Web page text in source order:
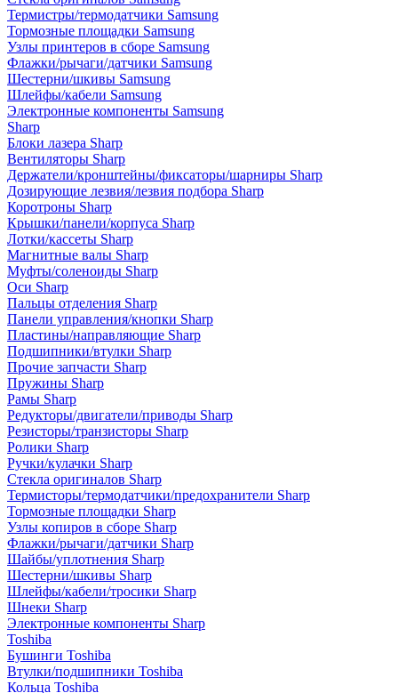
Термистры/термодатчики Samsung
Тормозные площадки Samsung
Узлы принтеров в сборе Samsung
Флажки/рычаги/датчики Samsung
Шестерни/шкивы Samsung
Шлейфы/кабели Samsung
Электронные компоненты Samsung
Sharp
Блоки лазера Sharp
Вентиляторы Sharp
Держатели/кронштейны/фиксаторы/шарниры Sharp
Дозирующие лезвия/лезвия подбора Sharp
Коротроны Sharp
Крышки/панели/корпуса Sharp
Лотки/кассеты Sharp
Магнитные валы Sharp
Муфты/соленоиды Sharp
Оси Sharp
Пальцы отделения Sharp
Панели управления/кнопки Sharp
Пластины/направляющие Sharp
Подшипники/втулки Sharp
Прочие запчасти Sharp
Пружины Sharp
Рамы Sharp
Редукторы/двигатели/приводы Sharp
Резисторы/транзисторы Sharp
Ролики Sharp
Ручки/кулачки Sharp
Стекла оригиналов Sharp
Термисторы/термодатчики/предохранители Sharp
Тормозные площадки Sharp
Узлы копиров в сборе Sharp
Флажки/рычаги/датчики Sharp
Шайбы/уплотнения Sharp
Шестерни/шкивы Sharp
Шлейфы/кабели/тросики Sharp
Шнеки Sharp
Электронные компоненты Sharp
Toshiba
Бушинги Toshiba
Втулки/подшипники Toshiba
Кольца Toshiba